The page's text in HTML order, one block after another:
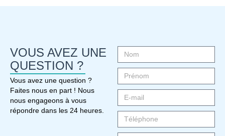
VOUS AVEZ UNE
QUESTION ?
Vous avez une question ?
Faites nous en part ! Nous
nous engageons à vous
répondre dans les 24 heures.